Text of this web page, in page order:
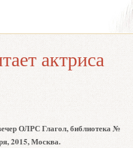
актриса
ОЛРС Глагол, библиотека №
2015, Москва.